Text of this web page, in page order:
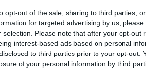
opt-out of the sale, sharing to third parties,
for targeted advertising by us,
selection. Please note that after your opt-out
interest-based ads based on personal
to third parties prior to your opt-out.
of your personal information by third
mínimos:
en Ingeniería de Organización Industrial /
en CAD, Microsoft Project, CYPE,
avanzado de Excel.
para firmar proyectos.
mínima de 3 años en redacción de